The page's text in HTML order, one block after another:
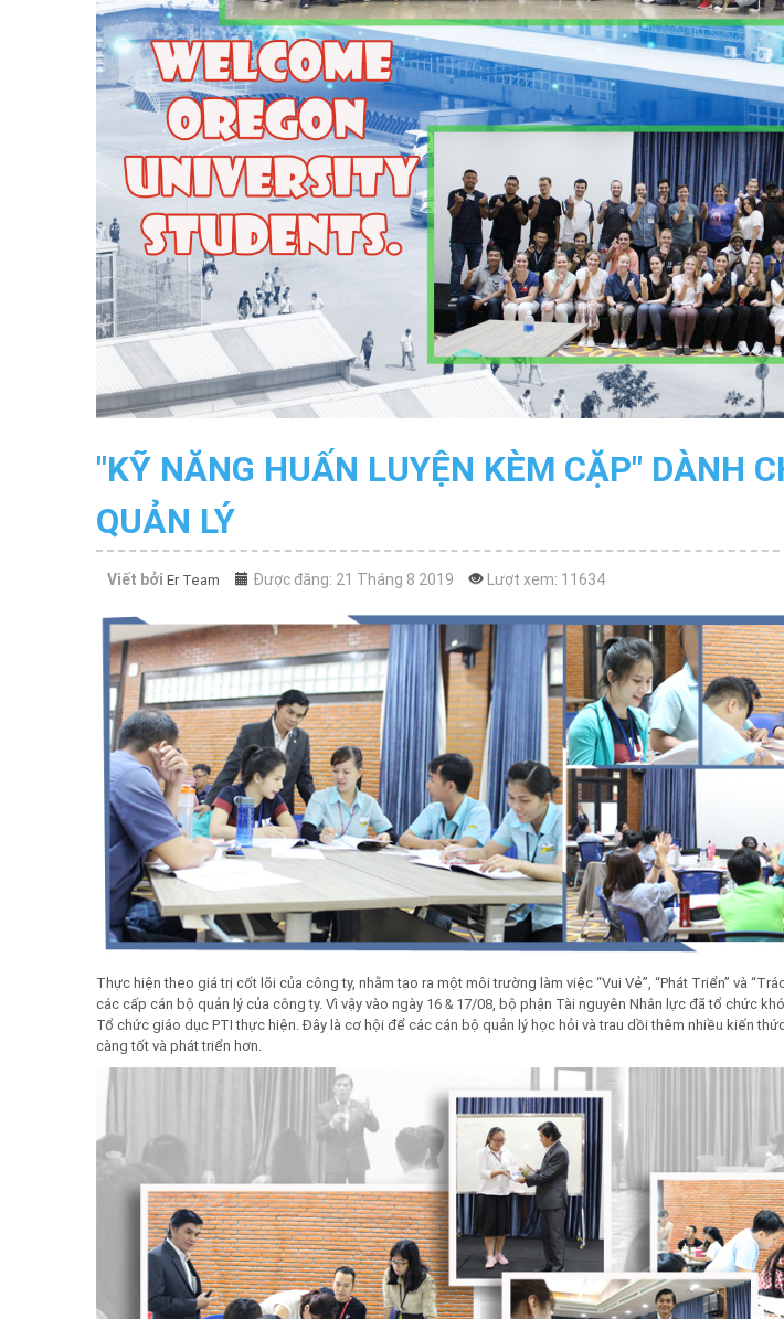
"KỸ NĂNG HUẤN LUYỆN KÈM CẶP" DÀNH
QUẢN LÝ
Viết bởi Er Team Được đăng: 21 Tháng 8 2019 Lượt xem: 11634
Thực hiện theo giá trị cốt lõi của công ty, nhằm tạo ra một môi trường làm việc “Vui Vẻ”, “Phát Triển” và
các cấp cán bộ quản lý của công ty. Vì vậy vào ngày 16 & 17/08, bộ phận Tài nguyên Nhân lực đã tổ chức
Tổ chức giáo dục PTI thực hiện. Đây là cơ hội để các cán bộ quản lý học hỏi và trau dồi thêm nhiều kiến
càng tốt và phát triển hơn.